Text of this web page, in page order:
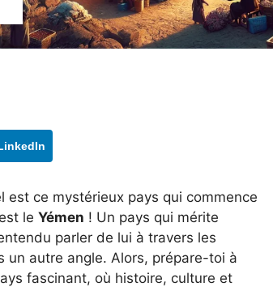
ce mystérieux pays qui commence
le Yémen ! Un pays qui mérite
parler de lui à travers les
un autre angle. Alors, prépare-toi à
fascinant, où histoire, culture et